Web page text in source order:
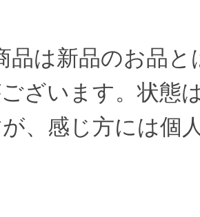
品は新品のお品
ざいます。状態
、感じ方には個